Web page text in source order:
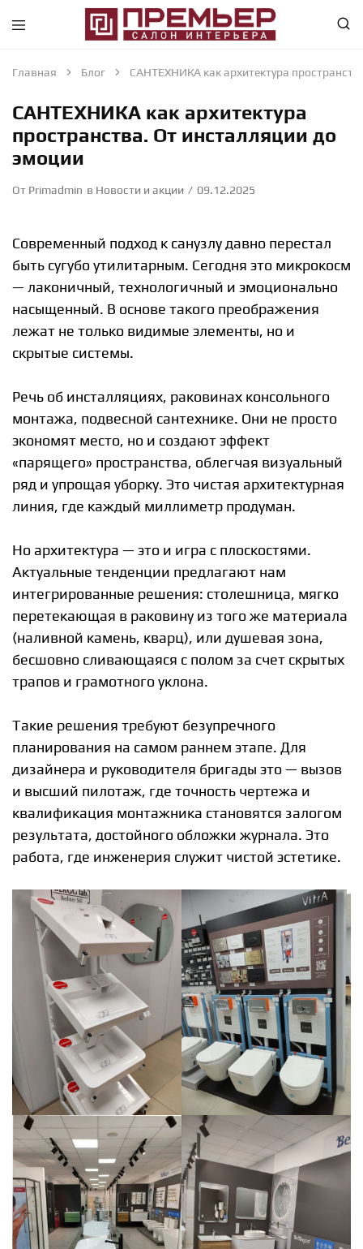
Премьер
Салон
Абакан
Крупнейший
Абакане
интерьерного
направления
Главная Блог САНТЕХНИКА как архитектура
САНТЕХНИКА как архитектура
пространства. От инсталляции до
эмоции
От Primadmin в Новости и акции 09.12.2025
Современный подход к санузлу давно перестал
быть сугубо утилитарным. Сегодня это микрокосм
— лаконичный, технологичный и эмоционально
насыщенный. В основе такого преображения
лежат не только видимые элементы, но и
скрытые системы.
Речь об инсталляциях, раковинах консольного
монтажа, подвесной сантехнике. Они не просто
экономят место, но и создают эффект
«парящего» пространства, облегчая визуальный
ряд и упрощая уборку. Это чистая архитектурная
линия, где каждый миллиметр продуман.
Но архитектура — это и игра с плоскостями.
Актуальные тенденции предлагают нам
интегрированные решения: столешница, мягко
перетекающая в раковину из того же материала
(наливной камень, кварц), или душевая зона,
бесшовно сливающаяся с полом за счет скрытых
трапов и грамотного уклона.
Такие решения требуют безупречного
планирования на самом раннем этапе. Для
дизайнера и руководителя бригады это — вызов
и высший пилотаж, где точность чертежа и
квалификация монтажника становятся залогом
результата, достойного обложки журнала. Это
работа, где инженерия служит чистой эстетике.